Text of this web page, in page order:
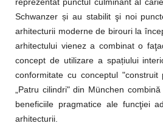
Schwanzer și au stabilit şi noi
arhitecturii moderne de birouri la
arhitectului vienez a combinat o
concept de utilizare a spațiului
conformitate cu conceptul "construit
„Patru cilindri" din München
beneficiile pragmatice ale funcţiei
arhitecturii.